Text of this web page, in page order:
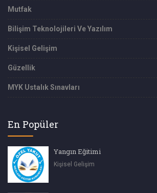
Mutfak
Bilişim Teknolojileri Ve Yazılım
Kişisel Gelişim
Güzellik
MYK Ustalık Sınavları
En Popüler
Yangın Eğitimi
Kişisel Gelişim